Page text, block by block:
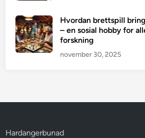
Hvordan brettspill
– en sosial hobby for
forskning
november 30, 2025
Hardangerbunad